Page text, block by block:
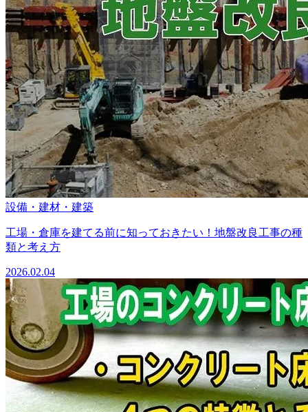
設備・建材・建築
工場・倉庫を建てる前に知っておきたい！地盤改良工事の種
類と考え方
2026.02.04